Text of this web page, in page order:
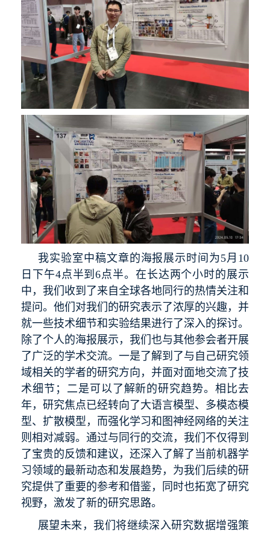
我实验室中稿文章的海报展示时间为5月10
日下午4点半到6点半。在长达两个小时的展示
中，我们收到了来自全球各地同行的热情关注和
提问。他们对我们的研究表示了浓厚的兴趣，并
就一些技术细节和实验结果进行了深入的探讨。
除了个人的海报展示，我们也与其他参会者开展
了广泛的学术交流。一是了解到了与自己研究领
域相关的学者的研究方向，并面对面地交流了技
术细节；二是可以了解新的研究趋势。相比去
年，研究焦点已经转向了大语言模型、多模态模
型、扩散模型，而强化学习和图神经网络的关注
则相对减弱。通过与同行的交流，我们不仅得到
了宝贵的反馈和建议，还深入了解了当前机器学
习领域的最新动态和发展趋势，为我们后续的研
究提供了重要的参考和借鉴，同时也拓宽了研究
视野，激发了新的研究思路。
展望未来，我们将继续深入研究数据增强策